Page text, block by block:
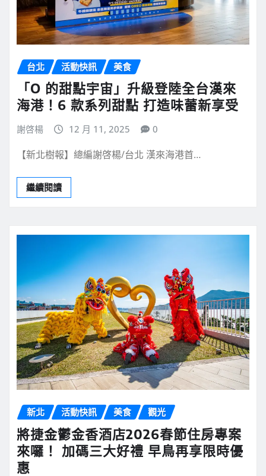
台北 活動快訊 美食
「O 的甜點宇宙」升級登陸全台漢來
海港！6 款系列甜點 打造味蕾新享受
謝啓楊 12 月 11, 2025 0
【新北樹報】總編謝啓楊/台北 漢來海港首…
繼續閱讀
新北 活動快訊 美食 觀光
將捷金鬱金香酒店2026春節住房專案
來囉！ 加碼三大好禮 早鳥再享限時優
惠